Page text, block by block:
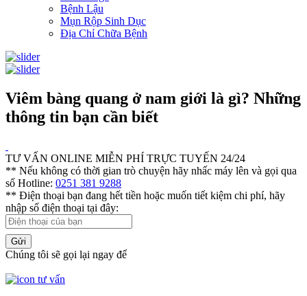
Bệnh Lậu
Mụn Rộp Sinh Dục
Địa Chỉ Chữa Bệnh
Viêm bàng quang ở nam giới là gì? Những
thông tin bạn cần biết
TƯ VẤN ONLINE MIỄN PHÍ TRỰC TUYẾN 24/24
** Nếu không có thời gian trò chuyện hãy nhấc máy lên và gọi qua
số Hotline: 0251 381 9288
** Điện thoại bạn đang hết tiền hoặc muốn tiết kiệm chi phí, hãy
nhập số điện thoại tại đây:
Gửi
Chúng tôi sẽ gọi lại ngay để